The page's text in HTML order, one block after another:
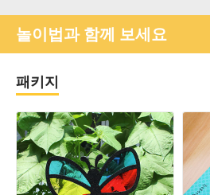
놀이법과 함께 보세요
패키지